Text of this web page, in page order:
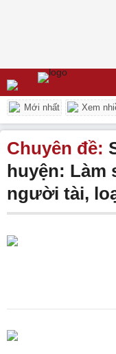
Mới nhất Xem
Chuyên đề:
huyện: Làm
người tài,